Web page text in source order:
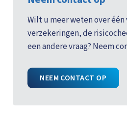
Wilt u meer weten over één
verzekeringen, de
een andere vraag? Neem
NEEM CONTACT OP